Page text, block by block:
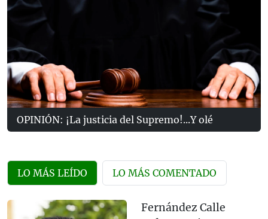
OPINIÓN: ¡La justicia del Supremo!...Y olé
LO MÁS LEÍDO LO MÁS COMENTADO
Fernández Calle